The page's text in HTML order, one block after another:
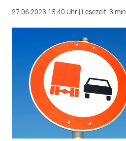
27.06.2023 15:40 Uhr | Lesezeit: 3 min